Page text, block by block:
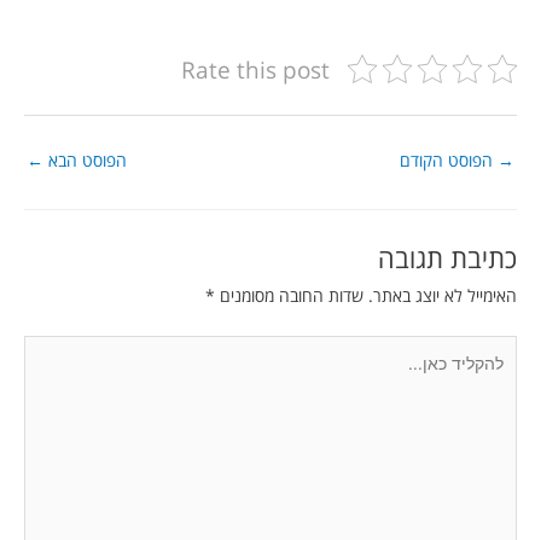
Rate this post
→ הפוסט הקודם הפוסט הבא ←
כתיבת תגובה
האימייל לא יוצג באתר. שדות החובה מסומנים *